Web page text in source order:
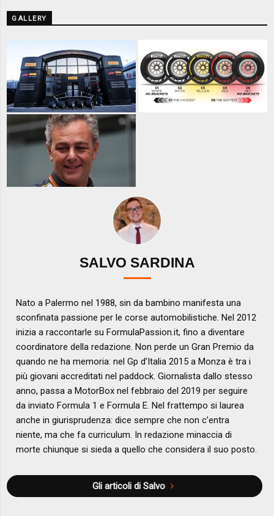
GALLERY
SALVO SARDINA
Nato a Palermo nel 1988, sin da bambino manifesta una
sconfinata passione per le corse automobilistiche. Nel 2012
inizia a raccontarle su FormulaPassion.it, fino a diventare
coordinatore della redazione. Non perde un Gran Premio da
quando ne ha memoria: nel Gp d’Italia 2015 a Monza è tra i
più giovani accreditati nel paddock. Giornalista dallo stesso
anno, passa a MotorBox nel febbraio del 2019 per seguire
da inviato Formula 1 e Formula E. Nel frattempo si laurea
anche in giurisprudenza: dice sempre che non c’entra
niente, ma che fa curriculum. In redazione minaccia di
morte chiunque si sieda a quello che considera il suo posto.
Gli articoli di Salvo